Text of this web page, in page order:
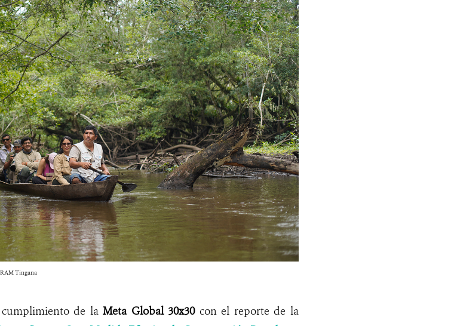
Tingana
cumplimiento de laMeta Global 30x30con el reporte de la